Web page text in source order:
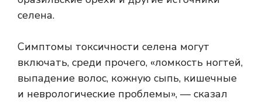
селена.
Симптомы токсичности селена могут
включать, среди прочего, «ломкость ногтей,
выпадение волос, кожную сыпь, кишечные
и неврологические проблемы», — сказал